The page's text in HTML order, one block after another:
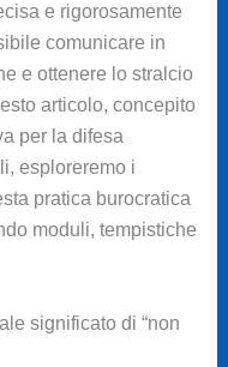
e rigorosamente
comunicare in
e ottenere lo stralcio
articolo, concepito
per la difesa
esploreremo i
pratica burocratica
moduli, tempistiche
significato di “non